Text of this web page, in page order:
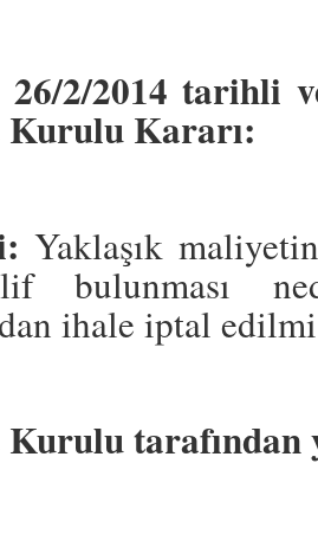
tarihli ve
Kararı:
Yaklaşık
bulunması
ihale iptal